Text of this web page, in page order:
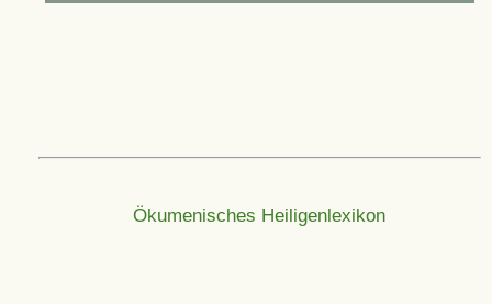
Ökumenisches Heiligenlexikon